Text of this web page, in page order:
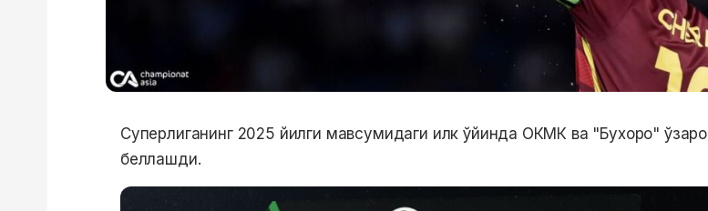
Суперлиганинг 2025 йилги мавсумидаги илк ўйинда ОКМК ва "Бухоро" ўзаро
беллашди.